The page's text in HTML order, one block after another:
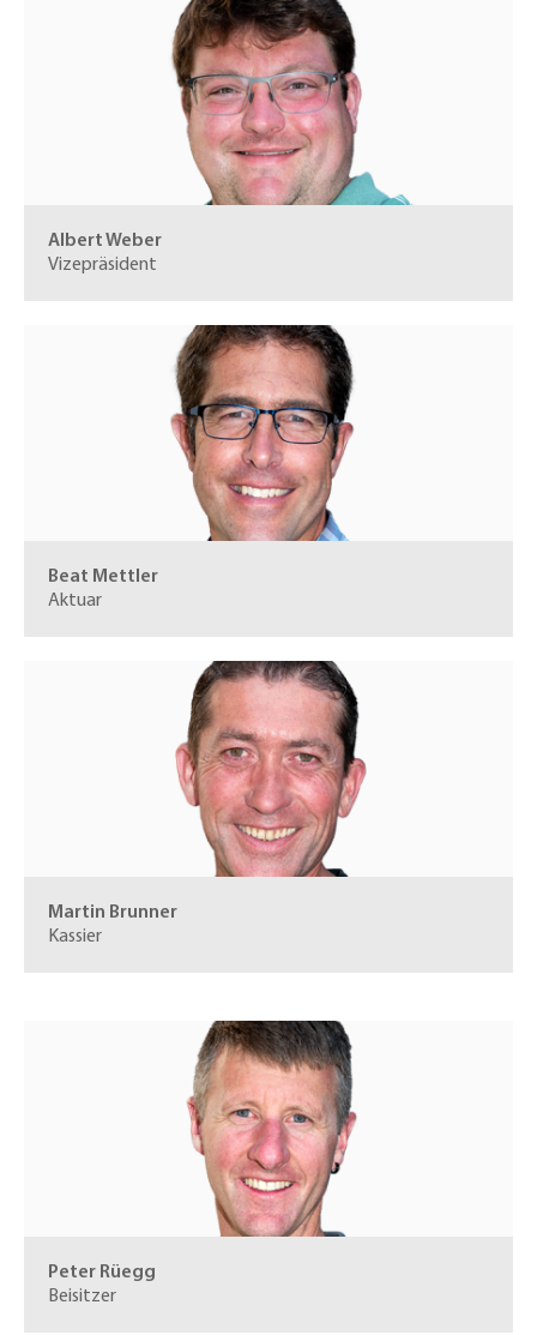
Albert Weber
Vizepräsident
Beat Mettler
Aktuar
Martin Brunner
Kassier
Peter Rüegg
Beisitzer